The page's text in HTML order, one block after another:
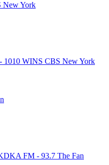
New York
1010 WINS CBS New York
FM - 93.7 The Fan